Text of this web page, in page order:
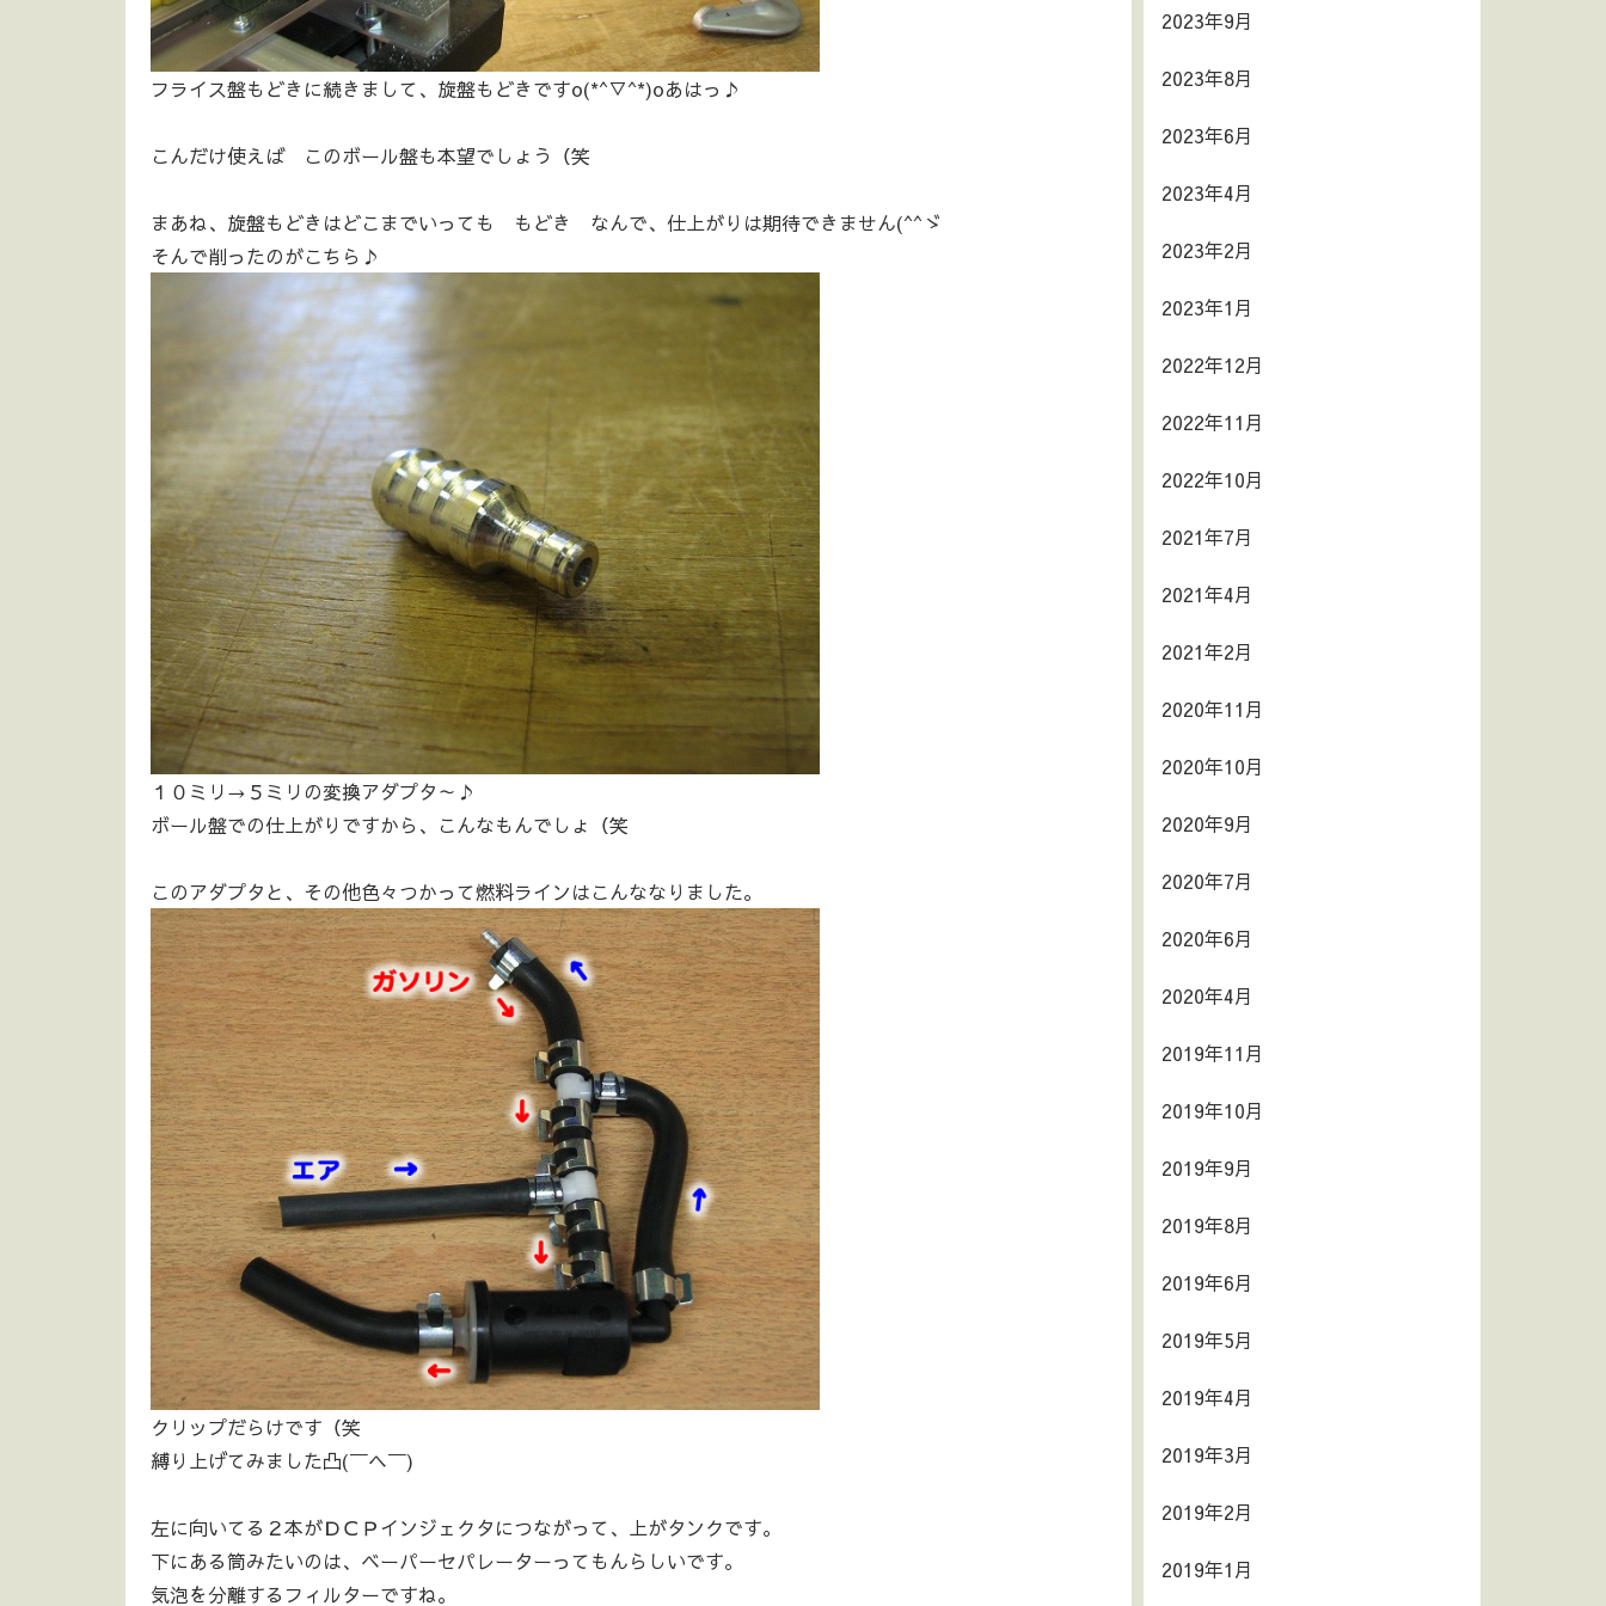
フライス盤もどきに続きまして、旋盤もどきですo(*^▽^*)oあはっ♪
こんだけ使えば このボール盤も本望でしょう（笑
まあね、旋盤もどきはどこまでいっても もどき なんで、仕上がりは期待できません(^^ゞ
そんで削ったのがこちら♪
１０ミリ→５ミリの変換アダプタ～♪
ボール盤での仕上がりですから、こんなもんでしょ（笑
このアダプタと、その他色々つかって燃料ラインはこんななりました。
クリップだらけです（笑
縛り上げてみました凸(￣ヘ￣)
左に向いてる２本がＤＣＰインジェクタにつながって、上がタンクです。
下にある筒みたいのは、ベーパーセパレーターってもんらしいです。
気泡を分離するフィルターですね。
2023年9月
2023年8月
2023年6月
2023年4月
2023年2月
2023年1月
2022年12月
2022年11月
2022年10月
2021年7月
2021年4月
2021年2月
2020年11月
2020年10月
2020年9月
2020年7月
2020年6月
2020年4月
2019年11月
2019年10月
2019年9月
2019年8月
2019年6月
2019年5月
2019年4月
2019年3月
2019年2月
2019年1月